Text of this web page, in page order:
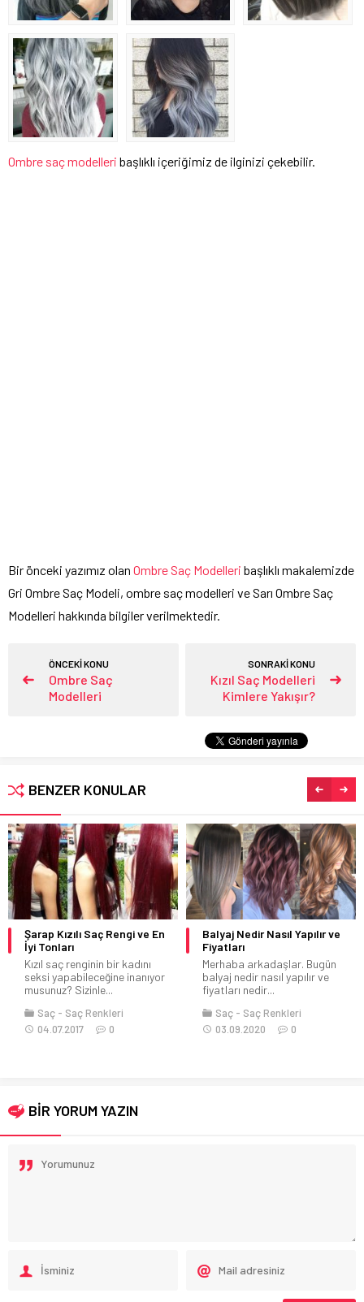
Ombre saç modelleri başlıklı içeriğimiz de ilginizi çekebilir.
Bir önceki yazımız olan Ombre Saç Modelleri başlıklı makalemizde
Gri Ombre Saç Modeli, ombre saç modelleri ve Sarı Ombre Saç
Modelleri hakkında bilgiler verilmektedir.
ÖNCEKİ KONU
Ombre Saç
Modelleri
SONRAKİ KONU
Kızıl Saç Modelleri
Kimlere Yakışır?
BENZER KONULAR
Şarap Kızılı Saç Rengi ve En
İyi Tonları
Kızıl saç renginin bir kadını
seksi yapabileceğine inanıyor
musunuz? Sizinle...
Saç
Saç Renkleri
04.07.2017
0
Balyaj Nedir Nasıl Yapılır ve
Fiyatları
Merhaba arkadaşlar. Bugün
balyaj nedir nasıl yapılır ve
fiyatları nedir...
Saç
Saç Renkleri
03.09.2020
0
BİR YORUM YAZIN